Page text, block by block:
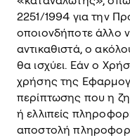
2251/1994 για την
οποιονδήποτε άλλο
αντικαθιστά, ο
θα ισχύει. Εάν ο
χρήσης της
περίπτωσης που η
ή ελλιπείς
αποστολή